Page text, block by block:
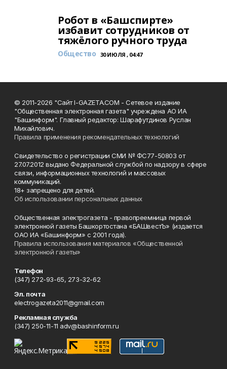
Робот в «Башспирте»
избавит сотрудников от
тяжёлого ручного труда
Общество 30 ИЮЛЯ , 04:47
© 2011-2026 "Сайт I-GAZETA.COM - Сетевое издание
"Общественная электронная газета" учреждена АО ИА
"Башинформ". Главный редактор: Шарафутдинов Руслан
Михайлович.
Правила применения рекомендательных технологий
Свидетельство о регистрации СМИ № ФС77-50803 от
27.07.2012 выдано Федеральной службой по надзору в сфере
связи, информационных технологий и массовых
коммуникаций.
18+ запрещено для детей.
Об использовании персональных данных
Общественная электрогазета - правопреемница первой
электронной газеты Башкортостана «БАШвестЪ» (издается
ОАО ИА «Башинформ» с 2001 года).
Правила использования материалов «Общественной
электронной газеты»
Телефон
(347) 272-93-65, 273-32-62
Эл. почта
electrogazeta2011@gmail.com
Рекламная служба
(347) 250-11-11 adv@bashinform.ru